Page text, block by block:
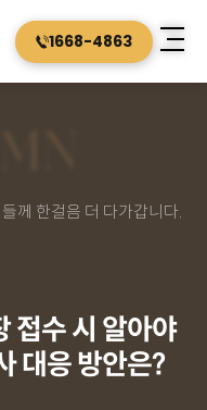
1668-4863
께 한걸음 더 다가갑니다.
접수 시 알아야
대응 방안은?